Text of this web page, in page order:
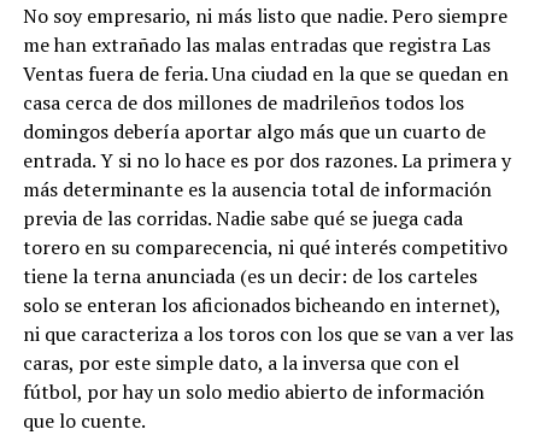
No soy empresario, ni más listo que nadie. Pero siempre
me han extrañado las malas entradas que registra Las
Ventas fuera de feria. Una ciudad en la que se quedan en
casa cerca de dos millones de madrileños todos los
domingos debería aportar algo más que un cuarto de
entrada. Y si no lo hace es por dos razones. La primera y
más determinante es la ausencia total de información
previa de las corridas. Nadie sabe qué se juega cada
torero en su comparecencia, ni qué interés competitivo
tiene la terna anunciada (es un decir: de los carteles
solo se enteran los aficionados bicheando en internet),
ni que caracteriza a los toros con los que se van a ver las
caras, por este simple dato, a la inversa que con el
fútbol, por hay un solo medio abierto de información
que lo cuente.